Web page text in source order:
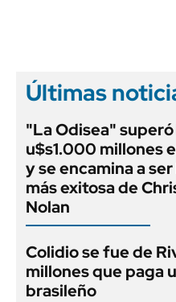
Últimas
"La Odisea"
u$s1.000 millones
y se encamina a
más exitosa de
Nolan
Colidio se fue de
millones que paga
brasileño